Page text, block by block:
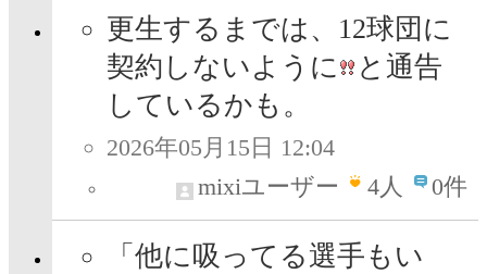
更生するまでは、12球団に
契約しないように
と通告
しているかも。
2026年05月15日 12:04
mixiユーザー
4人 0件
「他に吸ってる選手もい